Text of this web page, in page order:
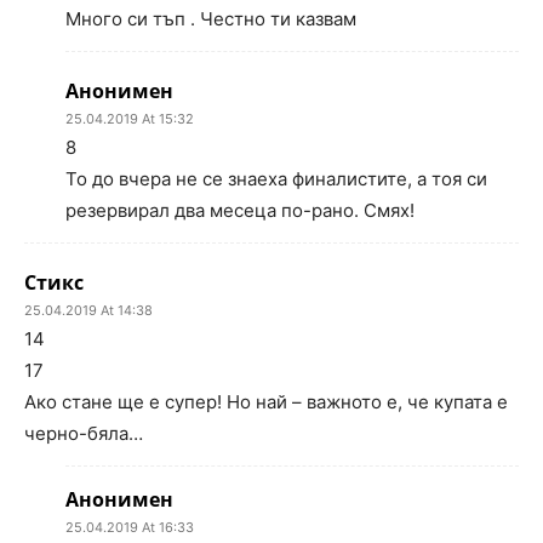
Много си тъп . Честно ти казвам
Анонимен
25.04.2019 At 15:32
8
То до вчера не се знаеха финалистите, а тоя си
резервирал два месеца по-рано. Смях!
Стикс
25.04.2019 At 14:38
14
17
Ако стане ще е супер! Но най – важното е, че купата е
черно-бяла…
Анонимен
25.04.2019 At 16:33